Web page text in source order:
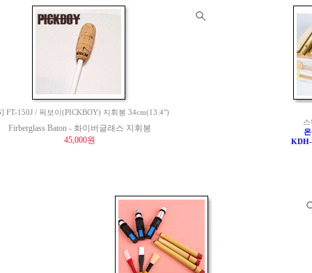
FT-150J / 픽보이(PICKBOY) 지휘봉 34cm(13.4")
Firberglass Baton - 화이버글래스 지휘봉
45,000원
KDH-